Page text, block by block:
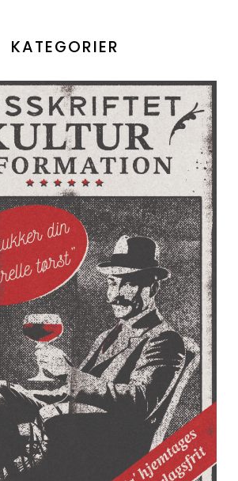
KATEGORIER